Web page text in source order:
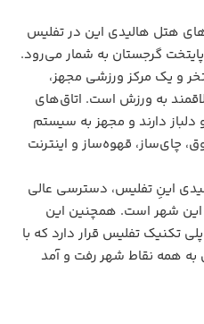
هتل هالیدی این در تفلیس
گرجستان به شمار می‌رود.
و یک مرکز ورزشی مجهز،
به ورزش است. اتاق‌های
دارند و مجهز به سیستم
چای‌ساز، قهوه‌ساز و اینترنت
اینِ تفلیس، دسترسی عالی
این شهر است. همچنین این
تکنیک تفلیس قرار دارد که با
به همه نقاط شهر رفت و آمد